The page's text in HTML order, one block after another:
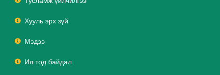
Хууль эрх зүй
Мэдээ
Ил тод байдал